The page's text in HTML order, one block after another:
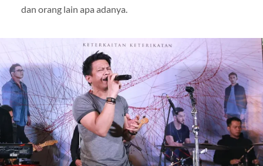
dan orang lain apa adanya.